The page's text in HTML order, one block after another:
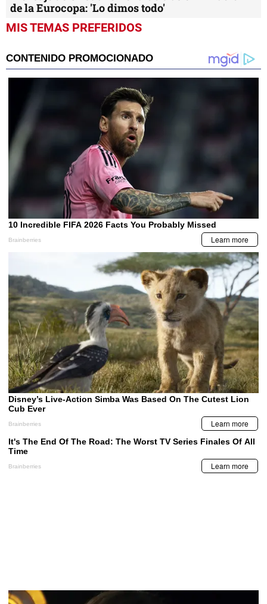
de la Eurocopa: 'Lo dimos todo'
MIS TEMAS PREFERIDOS